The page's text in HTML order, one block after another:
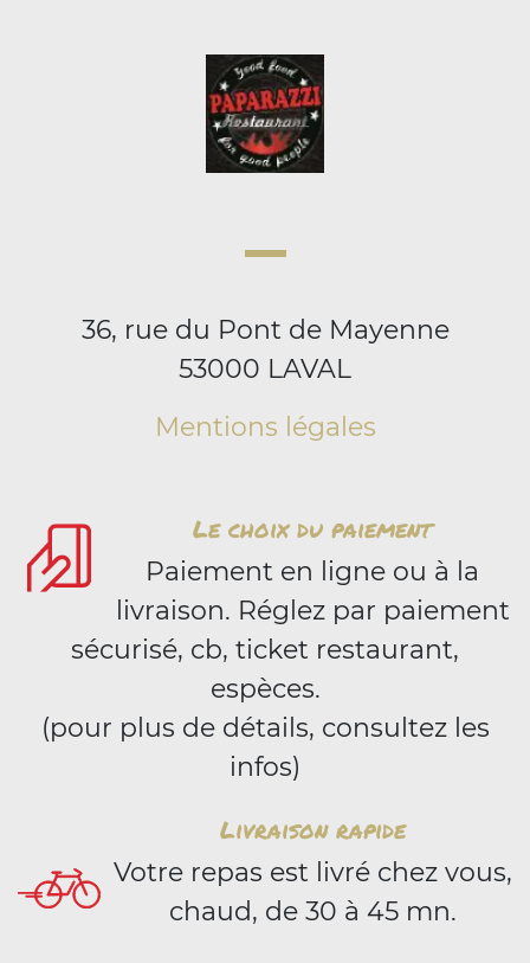
36, rue du Pont de Mayenne
53000 LAVAL
Mentions légales
Le choix du paiement
Paiement en ligne ou à la
livraison. Réglez par paiement
sécurisé, cb, ticket restaurant,
espèces.
(pour plus de détails, consultez les
infos)
Livraison rapide
Votre repas est livré chez vous,
chaud, de 30 à 45 mn.